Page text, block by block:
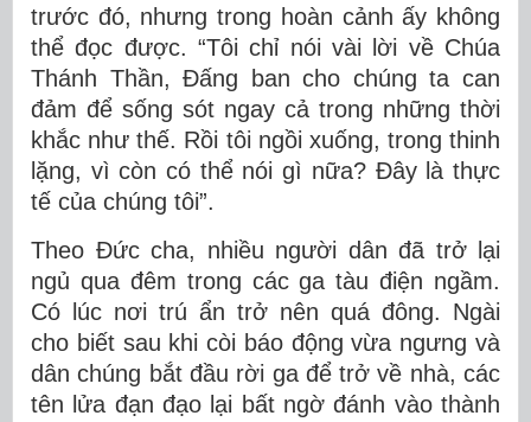
trước đó, nhưng trong hoàn cảnh ấy không
thể đọc được. “Tôi chỉ nói vài lời về Chúa
Thánh Thần, Đấng ban cho chúng ta can
đảm để sống sót ngay cả trong những thời
khắc như thế. Rồi tôi ngồi xuống, trong thinh
lặng, vì còn có thể nói gì nữa? Đây là thực
tế của chúng tôi”.
Theo Đức cha, nhiều người dân đã trở lại
ngủ qua đêm trong các ga tàu điện ngầm.
Có lúc nơi trú ẩn trở nên quá đông. Ngài
cho biết sau khi còi báo động vừa ngưng và
dân chúng bắt đầu rời ga để trở về nhà, các
tên lửa đạn đạo lại bất ngờ đánh vào thành